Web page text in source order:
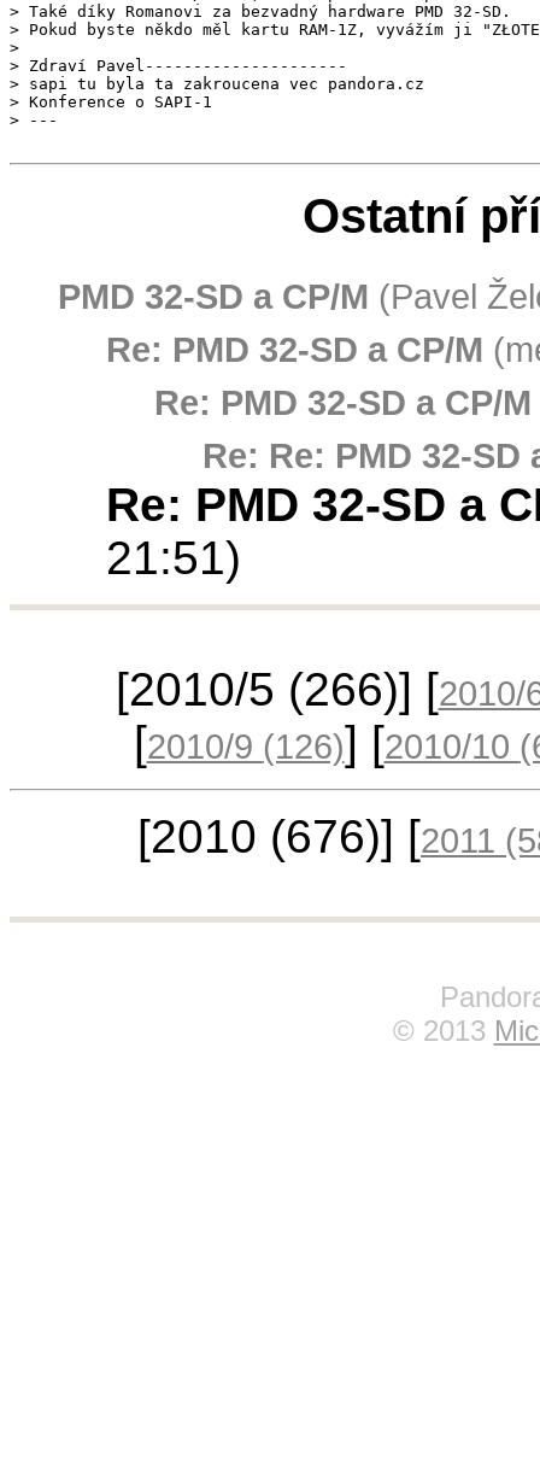
> Také díky Romanovi za bezvadný hardware PMD 32-SD.
> Pokud byste někdo měl kartu RAM-1Z, vyvážím ji
>
> Zdraví Pavel---------------------
> sapi tu byla ta zakroucena vec pandora.cz
> Konference o SAPI-1
Ostatní
PMD 32-SD a CP/M (Pavel
Re: PMD 32-SD a CP/M
Re: PMD 32-SD a CP/M
Re: Re: PMD 32-SD
Re: PMD 32-SD a
21:51)
[2010/5 (266)] [
[2010/9 (126)] [2010/10
[2010 (676)] [2011
© 2013